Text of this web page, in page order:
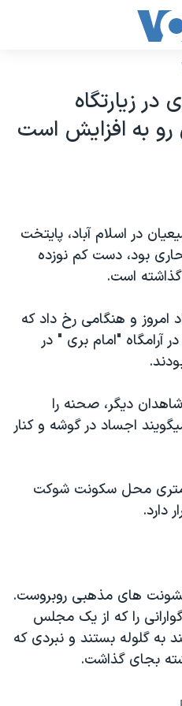
ایران
در زيارتگاه
رو به افزايش است
در اسلام آباد، پايتخت
بود، دست کم نوزده
است.
امروز و هنگامی رخ داد که
آرامگاه "امام بری " در
ديگر، صحنه را
اجساد در گوشه و کنار
محل سکونت شوکت
دارد.
های مذهبی روبروست.
را که از يک مجلس
به گلوله بستند و نبردی که
بجای گذاشت.